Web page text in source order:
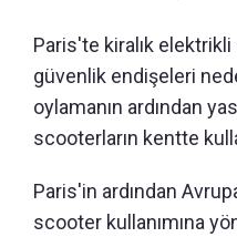
Paris'te kiralık elektrikli
güvenlik endişeleri
oylamanın ardından
scooterların kentte
Paris'in ardından
scooter kullanımına